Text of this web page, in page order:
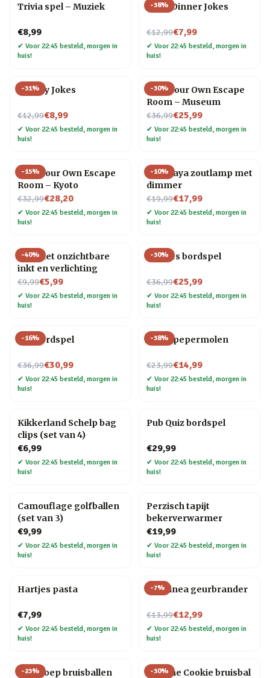
Trivia spel – Muziek
€8,99
✔ Voor 22:45 besteld, morgen in
huis!
-38%
After Dinner Jokes
€12,99
Nu voor€7,99
✔ Voor 22:45 besteld, morgen in
huis!
-31%
Cheesy Jokes
€12,99
Nu voor€8,99
✔ Voor 22:45 besteld, morgen in
huis!
-30%
Host Your Own Escape
Room – Museum
€36,99
Nu voor€25,99
✔ Voor 22:45 besteld, morgen in
huis!
-15%
Host Your Own Escape
Room – Kyoto
€32,99
Nu voor€28,20
✔ Voor 22:45 besteld, morgen in
huis!
-10%
Himalaya zoutlamp met
dimmer
€19,99
Nu voor€17,99
✔ Voor 22:45 besteld, morgen in
huis!
-40%
Pen met onzichtbare
inkt en verlichting
€9,99
Nu voor€5,99
✔ Voor 22:45 besteld, morgen in
huis!
-30%
Foodies bordspel
€36,99
Nu voor€25,99
✔ Voor 22:45 besteld, morgen in
huis!
-16%
Gin bordspel
€36,99
Nu voor€30,99
✔ Voor 22:45 besteld, morgen in
huis!
-38%
Vogel pepermolen
€23,99
Nu voor€14,99
✔ Voor 22:45 besteld, morgen in
huis!
Kikkerland Schelp bag
clips (set van 4)
€6,99
✔ Voor 22:45 besteld, morgen in
huis!
Pub Quiz bordspel
€29,99
✔ Voor 22:45 besteld, morgen in
huis!
Camouflage golfballen
(set van 3)
€9,99
✔ Voor 22:45 besteld, morgen in
huis!
Perzisch tapijt
bekerverwarmer
€19,99
✔ Voor 22:45 besteld, morgen in
huis!
Hartjes pasta
€7,99
✔ Voor 22:45 besteld, morgen in
huis!
-7%
Chiminea geurbrander
€13,99
Nu voor€12,99
✔ Voor 22:45 besteld, morgen in
huis!
-23%
Dinopoep bruisballen -30%
Fortune Cookie bruisbal